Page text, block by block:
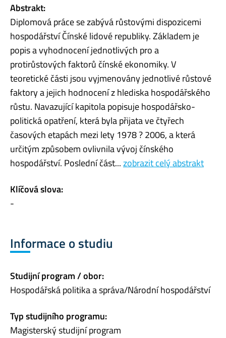
Abstrakt:
Diplomová práce se zabývá růstovými dispozicemi
hospodářství Čínské lidové republiky. Základem je
popis a vyhodnocení jednotlivých pro a
protirůstových faktorů čínské ekonomiky. V
teoretické části jsou vyjmenovány jednotlivé růstové
faktory a jejich hodnocení z hlediska hospodářského
růstu. Navazující kapitola popisuje hospodářsko-
politická opatření, která byla přijata ve čtyřech
časových etapách mezi lety 1978 ? 2006, a která
určitým způsobem ovlivnila vývoj čínského
hospodářství. Poslední část...zobrazit celý abstrakt
Klíčová slova:
-
Informace o studiu
Studijní program / obor:
Hospodářská politika a správa/Národní hospodářství
Typ studijního programu:
Magisterský studijní program